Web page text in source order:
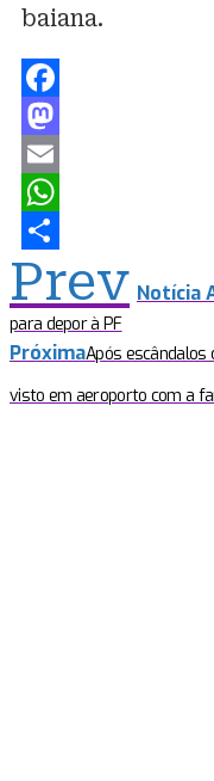
baiana.
Facebook
Mastodon
Email
WhatsApp
Share
Prev Notícia
para depor à PF
PróximaApós escândalos
visto em aeroporto com a